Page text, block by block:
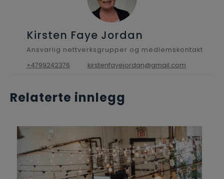
Kirsten Faye Jordan
Ansvarlig nettverksgrupper og medlemskontakt
+4799242376
kirstenfayejordan@gmail.com
Relaterte innlegg